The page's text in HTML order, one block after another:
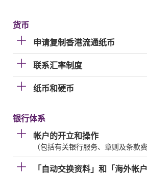
货币
申请复制香港流通纸币
联系汇率制度
纸币和硬币
银行体系
帐户的开立和操作
（包括有关银行服务、章则及条款
「自动交换资料」和「海外帐